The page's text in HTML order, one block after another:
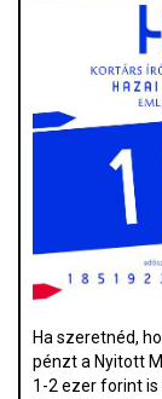
Ha szeretnéd,
pénzt a Nyitott
1-2 ezer forint